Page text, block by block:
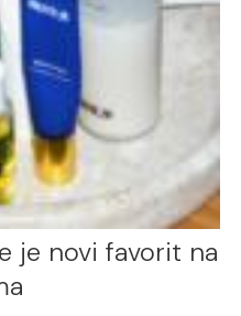
je novi favorit na